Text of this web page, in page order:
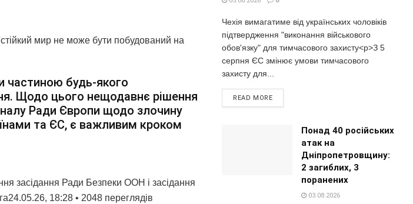
мир не може бути побудований на
частиною будь-якого
Щодо цього нещодавнє рішення
Ради Європи щодо злочину
та ЄС, є важливим кроком
засідання Ради Безпеки ООН і засідання
18:28 • 2048 переглядiв
Чехія вимагатиме від українських чоловіків
підтвердження "виконання військового
обов'язку" для тимчасового захисту<p>З 5
серпня ЄС змінює умови тимчасового
захисту для...
READ MORE
Понад 40 російських
атак на
Дніпропетровщину:
2 загиблих, 3
поранених
03.08.2026